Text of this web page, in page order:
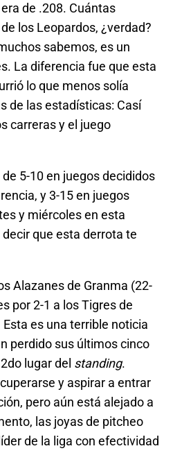
de .208. Cuántas
los Leopardos, ¿verdad?
sabemos, es un
La diferencia fue que esta
lo que menos solía
de las estadísticas: Casí
carreras y el juego
5-10 en juegos decididos
y 3-15 en juegos
y miércoles en esta
que esta derrota te
Alazanes de Granma (22-
por 2-1 a los Tigres de
es una terrible noticia
perdido sus últimos cinco
lugar del standing.
y aspirar a entrar
pero aún está alejado a
las joyas de pitcheo
de la liga con efectividad